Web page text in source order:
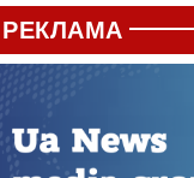
РЕКЛАМА